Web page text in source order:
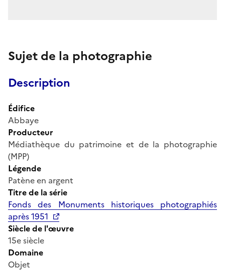
Sujet de la photographie
Description
Édifice
Abbaye
Producteur
Médiathèque du patrimoine et de la photographie
(MPP)
Légende
Patène en argent
Titre de la série
Fonds des Monuments historiques photographiés
après 1951
Siècle de l'œuvre
15e siècle
Domaine
Objet